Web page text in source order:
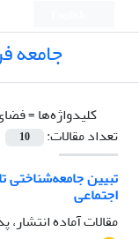
جامعه
کلیدواژه‌ها =
تعداد مقالات:
10
تبیین جامعه‌شناختی
اجتماعی
مقالات آماده انتشار،